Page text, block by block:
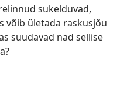
sukelduvad,
võib ületada raskusjõu
suudavad nad sellise